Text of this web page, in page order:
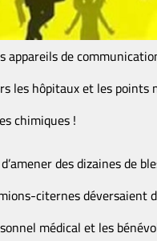
de
les hôpitaux et les points
chimiques !
des dizaines de
citernes déversaient
médical et les